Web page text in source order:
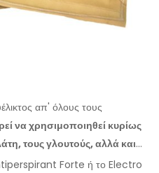
απ' όλους τους
να χρησιμοποιηθεί κυρίως
τους γλουτούς,αλλά και
Forte ή το Electro